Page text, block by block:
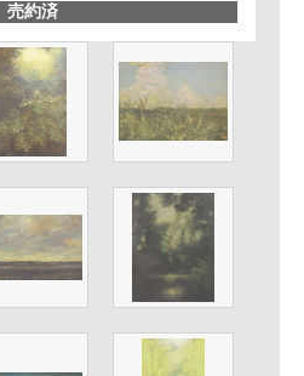
売約済